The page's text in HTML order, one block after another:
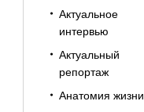
Актуальное
интервью
Актуальный
репортаж
Анатомия жизни